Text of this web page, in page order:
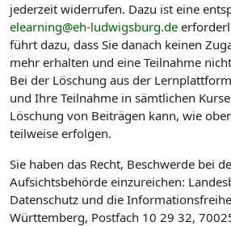
jederzeit widerrufen. Dazu ist eine
elearning@eh-ludwigsburg.de
führt dazu, dass Sie danach keinen
mehr erhalten und eine Teilnahme
Bei der Löschung aus der
und Ihre Teilnahme in sämtlichen
Löschung von Beiträgen kann, wie
teilweise erfolgen.
Sie haben das Recht, Beschwerde bei
Aufsichtsbehörde einzureichen:
Datenschutz und die
Württemberg, Postfach 10 29 32,